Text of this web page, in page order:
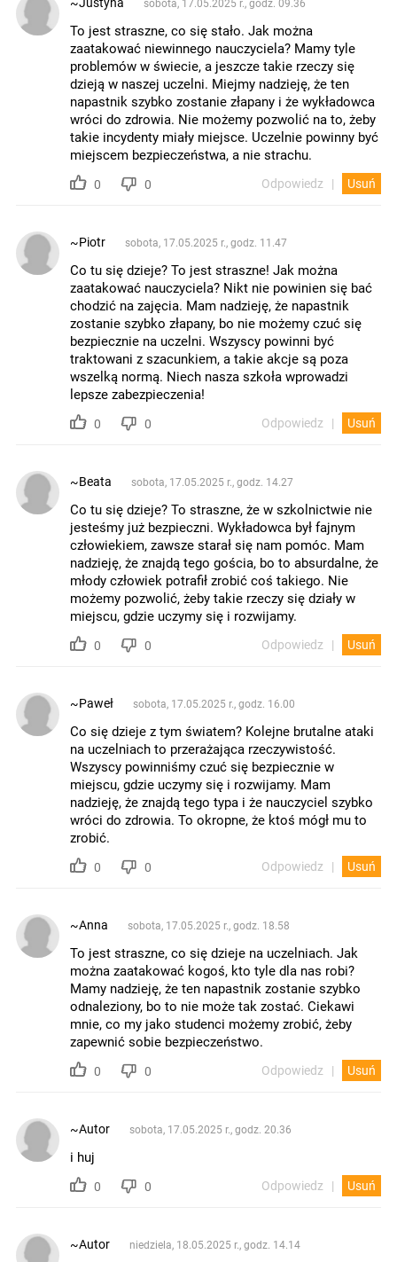
sobota, 17.05.2025 r., godz. 09.36
To jest straszne, co się stało. Jak można
zaatakować niewinnego nauczyciela? Mamy tyle
problemów w świecie, a jeszcze takie rzeczy się
dzieją w naszej uczelni. Miejmy nadzieję, że ten
napastnik szybko zostanie złapany i że wykładowca
wróci do zdrowia. Nie możemy pozwolić na to, żeby
takie incydenty miały miejsce. Uczelnie powinny być
miejscem bezpieczeństwa, a nie strachu.
0 0 Odpowiedz Usuń
~Piotr sobota, 17.05.2025 r., godz. 11.47
Co tu się dzieje? To jest straszne! Jak można
zaatakować nauczyciela? Nikt nie powinien się bać
chodzić na zajęcia. Mam nadzieję, że napastnik
zostanie szybko złapany, bo nie możemy czuć się
bezpiecznie na uczelni. Wszyscy powinni być
traktowani z szacunkiem, a takie akcje są poza
wszelką normą. Niech nasza szkoła wprowadzi
lepsze zabezpieczenia!
0 0 Odpowiedz Usuń
~Beata sobota, 17.05.2025 r., godz. 14.27
Co tu się dzieje? To straszne, że w szkolnictwie nie
jesteśmy już bezpieczni. Wykładowca był fajnym
człowiekiem, zawsze starał się nam pomóc. Mam
nadzieję, że znajdą tego gościa, bo to absurdalne, że
młody człowiek potrafił zrobić coś takiego. Nie
możemy pozwolić, żeby takie rzeczy się działy w
miejscu, gdzie uczymy się i rozwijamy.
0 0 Odpowiedz Usuń
~Paweł sobota, 17.05.2025 r., godz. 16.00
Co się dzieje z tym światem? Kolejne brutalne ataki
na uczelniach to przerażająca rzeczywistość.
Wszyscy powinniśmy czuć się bezpiecznie w
miejscu, gdzie uczymy się i rozwijamy. Mam
nadzieję, że znajdą tego typa i że nauczyciel szybko
wróci do zdrowia. To okropne, że ktoś mógł mu to
zrobić.
0 0 Odpowiedz Usuń
~Anna sobota, 17.05.2025 r., godz. 18.58
To jest straszne, co się dzieje na uczelniach. Jak
można zaatakować kogoś, kto tyle dla nas robi?
Mamy nadzieję, że ten napastnik zostanie szybko
odnaleziony, bo to nie może tak zostać. Ciekawi
mnie, co my jako studenci możemy zrobić, żeby
zapewnić sobie bezpieczeństwo.
0 0 Odpowiedz Usuń
~Autor sobota, 17.05.2025 r., godz. 20.36
i huj
0 0 Odpowiedz Usuń
~Autor niedziela, 18.05.2025 r., godz. 14.14